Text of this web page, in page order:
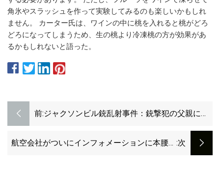
角氷やスラッシュを作って実験してみるのも楽しいかもしれ
ません。 カーター氏は、ワインの中に桃を入れると桃がどろ
どろになってしまうため、生の桃より冷凍桃の方が効果があ
るかもしれないと語った。
前:ジャクソンビル銃乱射事件：銃撃犯の父親によ
航空会社がついにインフォメーションに本腰を :次